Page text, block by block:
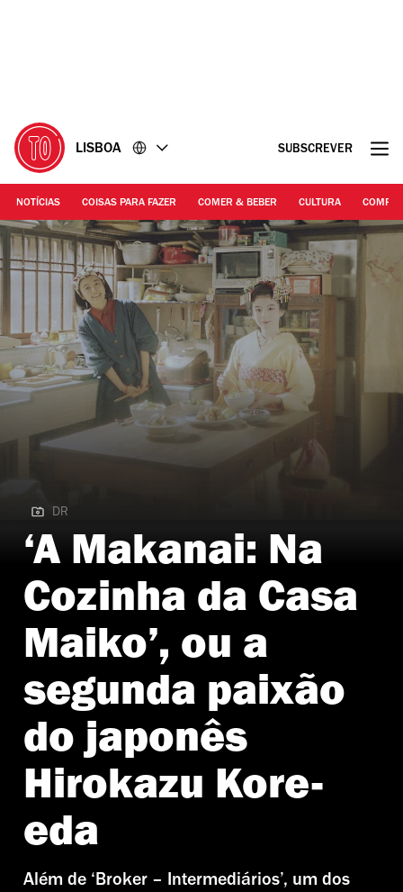
LISBOA SUBSCREVER
NOTÍCIAS COISAS PARA FAZER COMER & BEBER CULTURA
DR | A Makanai: Na Cozinha da Casa Maiko
DR
‘A Makanai: Na
Cozinha da Casa
Maiko’, ou a
segunda paixão
do japonês
Hirokazu Kore-
eda
Além de ‘Broker – Intermediários’, um dos